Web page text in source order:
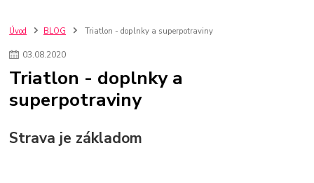
Úvod BLOG Triatlon - doplnky a superpotraviny
03.08.2020
Triatlon - doplnky a
superpotraviny
Strava je základom